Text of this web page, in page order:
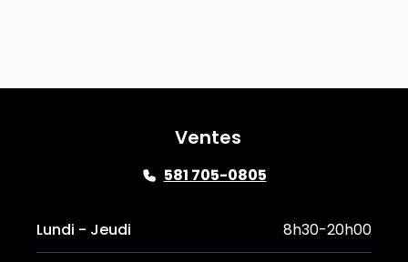
Ventes
581 705-0805
Lundi - Jeudi 8h30-20h00